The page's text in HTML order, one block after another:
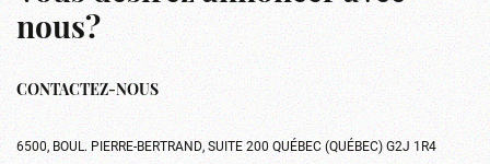
nous?
CONTACTEZ-NOUS
6500, BOUL. PIERRE-BERTRAND, SUITE 200 QUÉBEC (QUÉBEC) G2J 1R4